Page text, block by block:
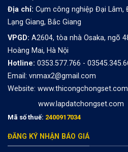
Địa chỉ: Cụm công nghiệp Đại Lâm,
Lạng Giang, Bắc Giang
VPGD: A2604, tòa nhà Osaka, ngõ
Hoàng Mai, Hà Nội
Hotline: 0353.577.766 -
Email: vnmax2@gmail.com
Website:
www.lapdatchongset.com
Mã số thuế: 2400917034
ĐĂNG KÝ NHẬN BÁO GIÁ